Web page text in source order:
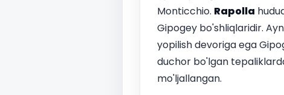
Monticchio. Rapolla
Gipogey bo'shliqlaridir.
yopilish devoriga ega
duchor bo'lgan
mo'ljallangan.